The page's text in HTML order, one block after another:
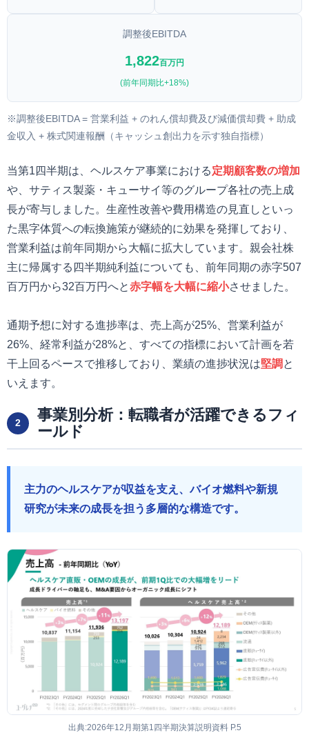
調整後EBITDA
1,822百万円
(前年同期比+18%)
※調整後EBITDA = 営業利益 + のれん償却費及び減価償却費 + 助成
金収入 + 株式関連報酬（キャッシュ創出力を示す独自指標）
当第1四半期は、ヘルスケア事業における定期顧客数の増加
や、サティス製薬・キューサイ等のグループ各社の売上成
長が寄与しました。生産性改善や費用構造の見直しといっ
た黒字体質への転換施策が継続的に効果を発揮しており、
営業利益は前年同期から大幅に拡大しています。親会社株
主に帰属する四半期純利益についても、前年同期の赤字507
百万円から32百万円へと赤字幅を大幅に縮小させました。
通期予想に対する進捗率は、売上高が25%、営業利益が
26%、経常利益が28%と、すべての指標において計画を若
干上回るペースで推移しており、業績の進捗状況は堅調 と
いえます。
2
事業別分析：転職者が活躍できるフィ
ールド
主力のヘルスケアが収益を支え、バイオ燃料や新規
研究が未来の成長を担う多層的な構造です。
出典:2026年12月期第1四半期決算説明資料 P.5